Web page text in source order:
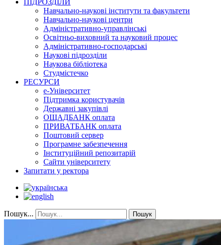
Навчально-наукові інститути та факультети
Навчально-наукові центри
Адміністративно-управлінські
Освітньо-виховний та науковий процес
Адміністративно-господарські
Наукові підрозділи
Наукова бібліотека
Студмістечко
РЕСУРСИ
е-Університет
Підтримка користувачів
Державні закупівлі
ОЩАДБАНК оплата
ПРИВАТБАНК оплата
Поштовий сервер
Програмне забезпечення
Інституційний репозитарій
Сайти університету
Запитати у ректора
Пошук... Пошук